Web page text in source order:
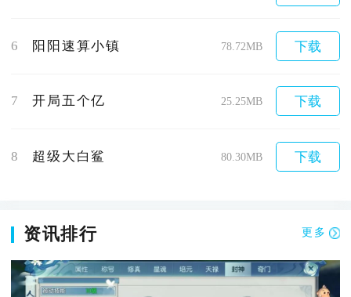
6 阳阳速算小镇 78.72MB 下载
7 开局五个亿 25.25MB 下载
8 超级大白鲨 80.30MB 下载
资讯排行 更多